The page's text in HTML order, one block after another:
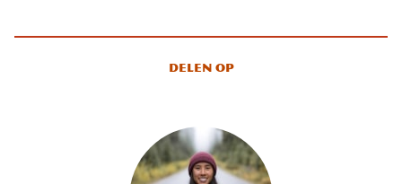
Delen op